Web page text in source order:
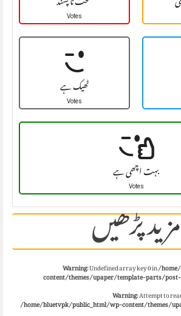
Votes
ٹھیک ہے
Votes
بہت اچھی ہے
Votes
مزید پڑھیں Warning: Undefined array key 0 in/
content/themes/upaper/template-parts/
Warning: Attempt to
/home/bluetvpk/public_html/wp-content/themes/